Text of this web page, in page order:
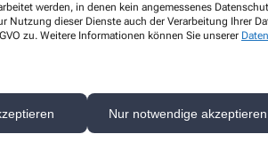
werden, in denen kein angemessenes
Nutzung dieser Dienste auch der Verarbeitung Ihrer
zu. Weitere Informationen können Sie unserer
Nur notwendige akzeptieren
Besuch bei uns in der Apotheke